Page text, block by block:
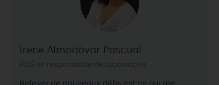
Irene Almodóvar Pascual
PDG et responsable de laboratoire